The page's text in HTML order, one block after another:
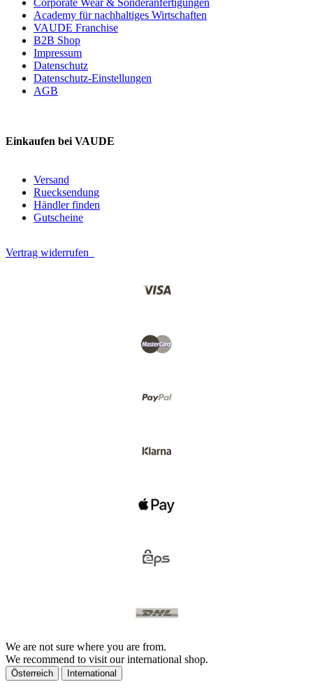
Corporate Wear & Sonderanfertigungen
Academy für nachhaltiges Wirtschaften
VAUDE Franchise
B2B Shop
Impressum
Datenschutz
Datenschutz-Einstellungen
AGB
Einkaufen bei VAUDE
Versand
Ruecksendung
Händler finden
Gutscheine
Vertrag widerrufen
We are not sure where you are from.
We recommend to visit our international shop.
Österreich International